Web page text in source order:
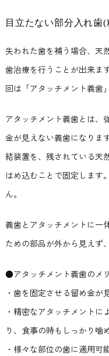
目立たない部分入れ歯
失われた歯を補う場合、天
歯治療を行うことが出来ま
回は「アタッチメント義歯
アタッチメント義歯とは、
金が見えない義歯になりま
結装置を、残されている天
はめ込むことで固定します
ん。
義歯とアタッチメントに一
ための部品が外から見えず
●アタッチメント義歯のメ
・歯を固定させる留め金が
・精密なアタッチメントに
り、食事の時もしっかり噛
・様々な部位の歯に適用可能